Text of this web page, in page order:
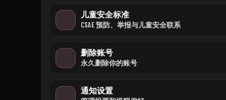
儿童安全标准
CSAE 预防、举报与儿童安全联系
删除账号
永久删除你的账号
通知设置